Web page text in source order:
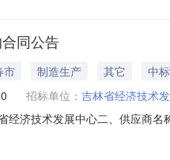
同公告
市 制造生产 其它
中
招标单位： 吉林省经济技术
经济技术发展中心二、供应商
：七、其它事项：详见附件中